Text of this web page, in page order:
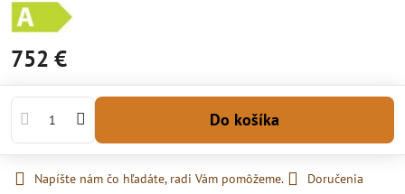
752 €
Do košíka
Napíšte nám čo hľadáte, radi Vám pomôžeme.
Doručenia